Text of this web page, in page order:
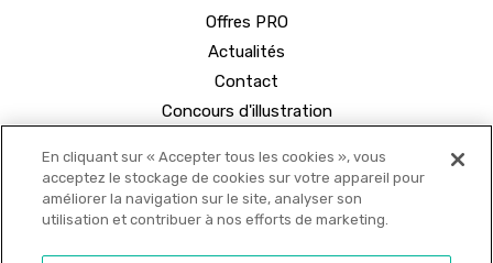
Offres PRO
Actualités
Contact
Concours d'illustration
En cliquant sur « Accepter tous les cookies », vous
acceptez le stockage de cookies sur votre appareil pour
améliorer la navigation sur le site, analyser son
utilisation et contribuer à nos efforts de marketing.